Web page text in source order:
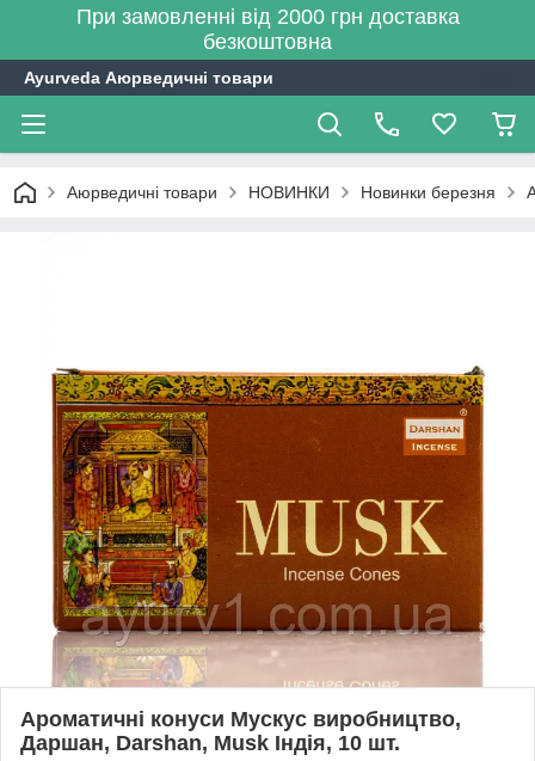
При замовленні від 2000 грн доставка
безкоштовна
Ayurveda Аюрведичні товари
Аюрведичні товари НОВИНКИ Новинки березня
Ароматичні конуси Мускус виробництво,
Даршан, Darshan, Musk Індія, 10 шт.